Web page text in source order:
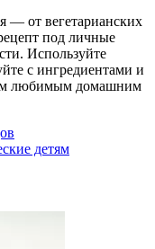
— от вегетарианских
под личные
Используйте
с ингредиентами и
любимым домашним
детям